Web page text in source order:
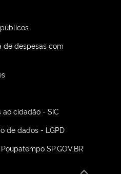
de despesas com
cidadão - SIC
de dados - LGPD
SP.GOV.BR